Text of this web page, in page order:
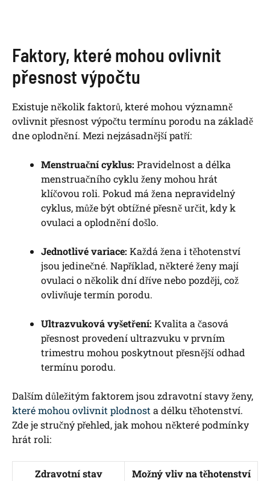
Faktory, které mohou ovlivnit
přesnost výpočtu
Existuje několik faktorů, které mohou významně
ovlivnit přesnost výpočtu termínu porodu na základě
dne oplodnění. Mezi nejzásadnější patří:
Menstruační cyklus: Pravidelnost a délka
menstruačního cyklu ženy mohou hrát
klíčovou roli. Pokud má žena nepravidelný
cyklus, může být obtížné přesně určit, kdy k
ovulaci a oplodnění došlo.
Jednotlivé variace: Každá žena i těhotenství
jsou jedinečné. Například, některé ženy mají
ovulaci o několik dní dříve nebo později, což
ovlivňuje termín porodu.
Ultrazvuková vyšetření: Kvalita a časová
přesnost provedení ultrazvuku v prvním
trimestru mohou poskytnout přesnější odhad
termínu porodu.
Dalším důležitým faktorem jsou zdravotní stavy ženy,
které mohou ovlivnit plodnosta délku těhotenství.
Zde je stručný přehled, jak mohou některé podmínky
hrát roli:
Zdravotní stav
Možný vliv na těhotenství